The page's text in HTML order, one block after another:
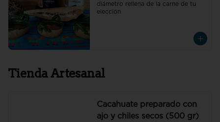
diámetro rellena de la carne de tu
elección
Tienda Artesanal
Cacahuate preparado con
ajo y chiles secos (500 gr)